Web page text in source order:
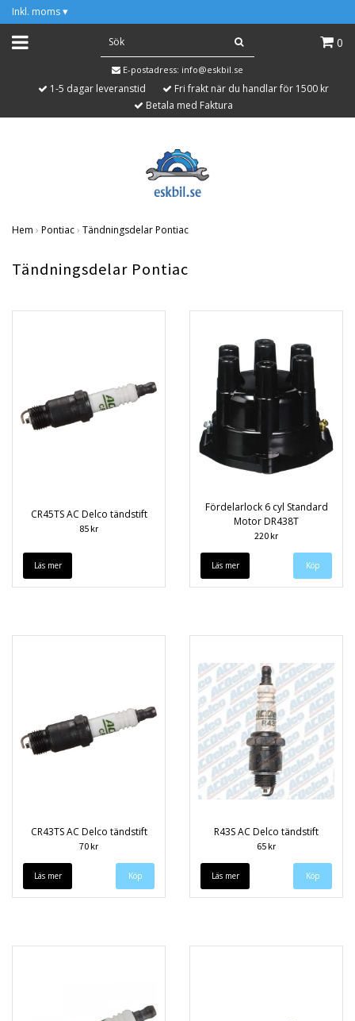
Inkl. moms ▾
0
E-postadress: info@eskbil.se
1-5 dagar leveranstid
Fri frakt när du handlar för 1500 kr
Betala med Faktura
Hem › Pontiac› Tändningsdelar Pontiac
Tändningsdelar Pontiac
CR45TS AC Delco tändstift
85 kr
Läs mer
Fördelarlock 6 cyl Standard
Motor DR438T
220 kr
Läs mer
CR43TS AC Delco tändstift
70 kr
Läs mer
R43S AC Delco tändstift
65 kr
Läs mer